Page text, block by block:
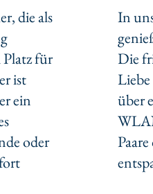
die als
für
ist
ein
oder
In
Die
über